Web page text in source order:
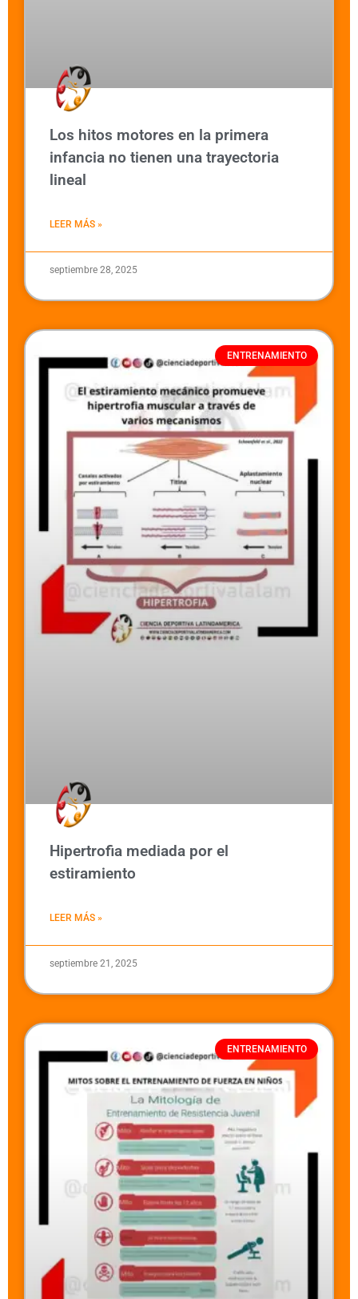
Los hitos motores en la primera
infancia no tienen una trayectoria
lineal
LEER MÁS »
septiembre 28, 2025
ENTRENAMIENTO
Hipertrofia mediada por el
estiramiento
LEER MÁS »
septiembre 21, 2025
ENTRENAMIENTO